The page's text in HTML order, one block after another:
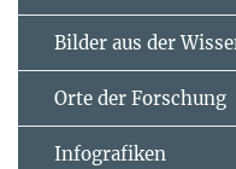
Bilder aus der
Orte der Forschung
Infografiken